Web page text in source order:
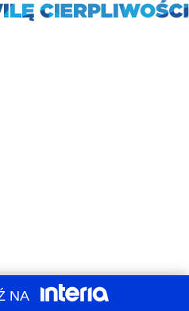
NA